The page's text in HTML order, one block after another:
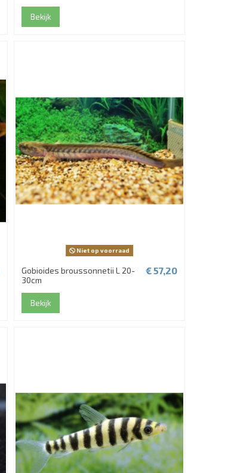
Bekijk
Niet op voorraad
Gobioides broussonnetii L 20-
30cm
€ 57,20
Bekijk